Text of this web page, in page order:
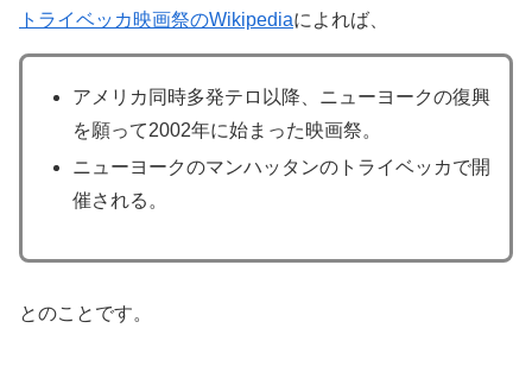
トライベッカ映画祭のWikipediaによれば、
アメリカ同時多発テロ以降、ニューヨークの復興
を願って2002年に始まった映画祭。
ニューヨークのマンハッタンのトライベッカで開
催される。
とのことです。